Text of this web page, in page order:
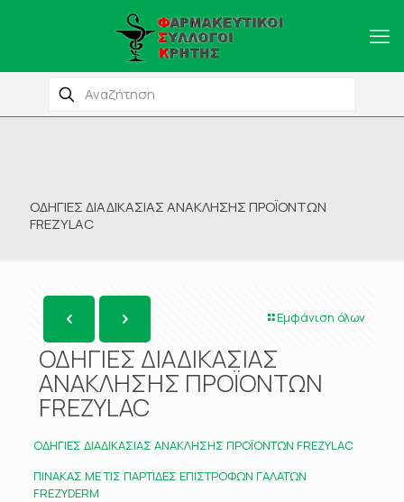
ΟΔΗΓΙΕΣ ΔΙΑΔΙΚΑΣΙΑΣ ΑΝΑΚΛΗΣΗΣ ΠΡΟΪΟΝΤΩΝ
FREZYLAC
Εμφάνιση όλων
ΟΔΗΓΙΕΣ ΔΙΑΔΙΚΑΣΙΑΣ
ΑΝΑΚΛΗΣΗΣ ΠΡΟΪΟΝΤΩΝ
FREZYLAC
ΟΔΗΓΙΕΣ ΔΙΑΔΙΚΑΣΙΑΣ ΑΝΑΚΛΗΣΗΣ ΠΡΟΪΟΝΤΩΝ FREZYLAC
ΠΙΝΑΚΑΣ ΜΕ ΤΙΣ ΠΑΡΤΙΔΕΣ ΕΠΙΣΤΡΟΦΩΝ ΓΑΛΑΤΩΝ
FREZYDERM